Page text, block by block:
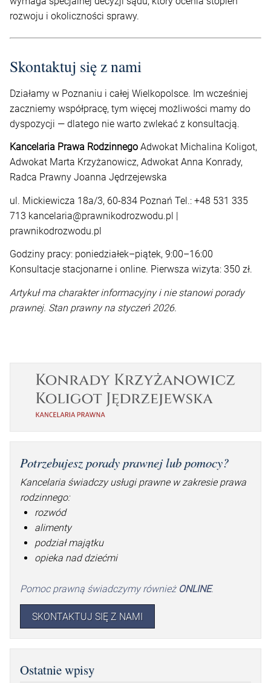
rozwoju i okoliczności sprawy.
Skontaktuj się z nami
Działamy w Poznaniu i całej Wielkopolsce. Im wcześniej
zaczniemy współpracę, tym więcej możliwości mamy do
dyspozycji — dlatego nie warto zwlekać z konsultacją.
Kancelaria Prawa Rodzinnego Adwokat Michalina Koligot,
Adwokat Marta Krzyżanowicz, Adwokat Anna Konrady,
Radca Prawny Joanna Jędrzejewska
ul. Mickiewicza 18a/3, 60-834 Poznań Tel.: +48 531 335
713 kancelaria@prawnikodrozwodu.pl |
prawnikodrozwodu.pl
Godziny pracy: poniedziałek–piątek, 9:00–16:00
Konsultacje stacjonarne i online. Pierwsza wizyta: 350 zł.
Artykuł ma charakter informacyjny i nie stanowi porady
prawnej. Stan prawny na styczeń 2026.
Potrzebujesz porady prawnej lub pomocy?
Kancelaria świadczy usługi prawne w zakresie prawa
rodzinnego:
rozwód
alimenty
podział majątku
opieka nad dziećmi
Pomoc prawną świadczymy również ONLINE.
SKONTAKTUJ SIĘ Z NAMI
Ostatnie wpisy